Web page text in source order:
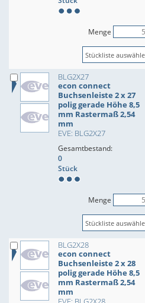
Menge
BLG2X27
econ connect
Buchsenleiste 2 x 27
polig gerade Höhe 8,5
mm Rastermaß 2,54
mm
EVE: BLG2X27
Gesamtbestand:
0
Stück
Menge
BLG2X28
econ connect
Buchsenleiste 2 x 28
polig gerade Höhe 8,5
mm Rastermaß 2,54
mm